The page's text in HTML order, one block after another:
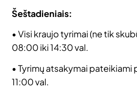
Šeštadieniais:
• Visi kraujo tyrimai (ne tik
08:00 iki 14:30 val.
• Tyrimų atsakymai pateikiami
11:00 val.